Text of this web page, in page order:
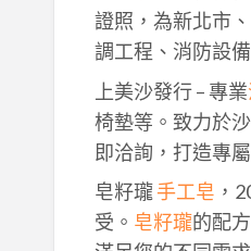
證照，為新北市
調工程、消防設
上美沙發行 – 專業
椅墊等。致力於
即洽詢，打造專
皂籽瓏手工皂 ，
受。 皂籽瓏的配